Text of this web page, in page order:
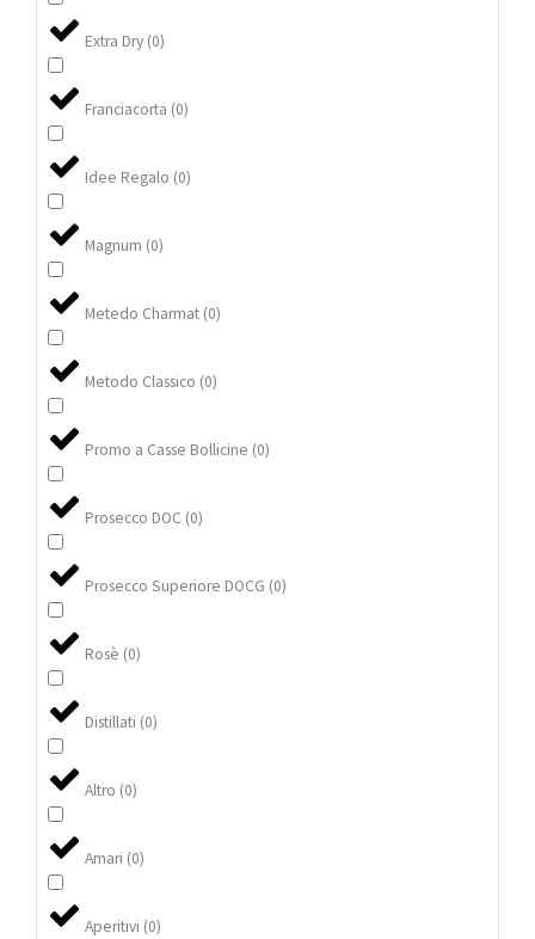
Extra Dry (0)
Franciacorta (0)
Idee Regalo (0)
Magnum (0)
Metedo Charmat (0)
Metodo Classico (0)
Promo a Casse Bollicine (0)
Prosecco DOC (0)
Prosecco Superiore DOCG (0)
Rosè (0)
Distillati (0)
Altro (0)
Amari (0)
Aperitivi (0)